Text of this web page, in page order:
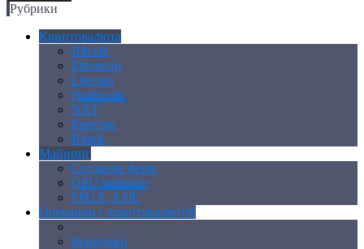
Рубрики
Криптовалюта
Bitcoin
Ethereum
Litecoin
Namecoin
NXT
Peercoin
Ripple
Майнинг
Создание ферм
GPU майнинг
FPGA, ASIC
Операции с криптовалютой
Кошельки